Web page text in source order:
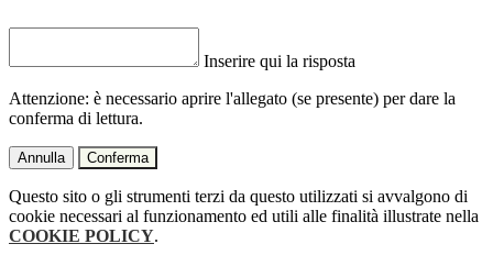
Inserire qui la risposta
Attenzione: è necessario aprire l'allegato (se presente) per dare la
conferma di lettura.
Annulla Conferma
Questo sito o gli strumenti terzi da questo utilizzati si avvalgono di
cookie necessari al funzionamento ed utili alle finalità illustrate nella
COOKIE POLICY.